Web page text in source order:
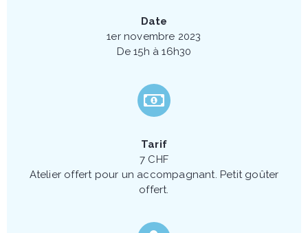
Date
1er novembre 2023
De 15h à 16h30
Tarif
7 CHF
Atelier offert pour un accompagnant. Petit goûter
offert.